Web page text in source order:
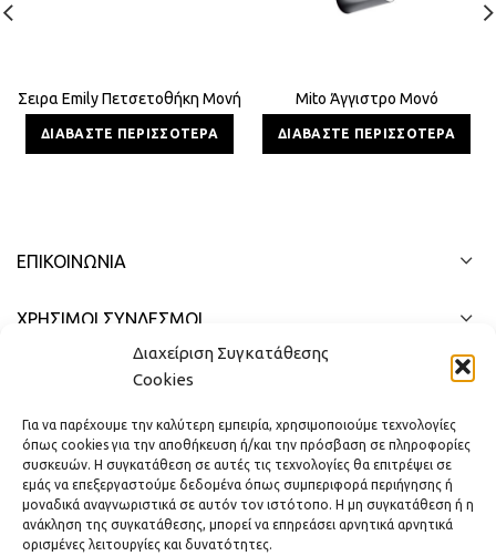
Διαχείριση Συγκατάθεσης
Cookies
Για να παρέχουμε την καλύτερη εμπειρία, χρησιμοποιούμε τεχνολογίες
όπως cookies για την αποθήκευση ή/και την πρόσβαση σε πληροφορίες
συσκευών. Η συγκατάθεση σε αυτές τις τεχνολογίες θα επιτρέψει σε
εμάς να επεξεργαστούμε δεδομένα όπως συμπεριφορά περιήγησης ή
μοναδικά αναγνωριστικά σε αυτόν τον ιστότοπο. Η μη συγκατάθεση ή η
ανάκληση της συγκατάθεσης, μπορεί να επηρεάσει αρνητικά αρνητικά
ορισμένες λειτουργίες και δυνατότητες.
Σειρα Emily Πετσετοθήκη Μονή
ΔΙΑΒΆΣΤΕ ΠΕΡΙΣΣΌΤΕΡΑ
Mito Άγγιστρο Μονό
ΔΙΑΒΆΣΤΕ ΠΕΡΙΣΣΌΤΕΡΑ
ΕΠΙΚΟΙΝΩΝΊΑ
ΧΡΗΣΙΜΟΙ ΣΥΝΔΕΣΜΟΙ
ΓΡΉΓΟΡΟ ΜΕΝΟΎ